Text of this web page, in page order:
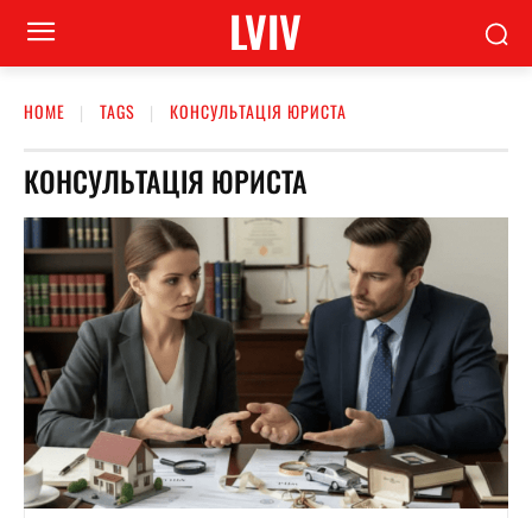
LVIV
HOME TAGS КОНСУЛЬТАЦІЯ ЮРИСТА
КОНСУЛЬТАЦІЯ ЮРИСТА